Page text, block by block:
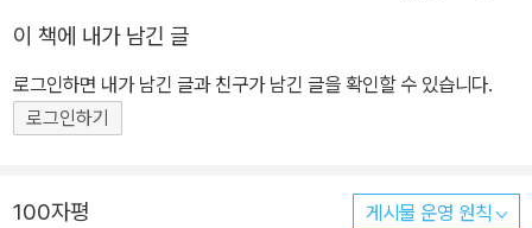
이 책에 내가 남긴 글
로그인하면 내가 남긴 글과 친구가 남긴 글을 확인할 수 있습니다.
로그인하기
100자평 게시물 운영 원칙